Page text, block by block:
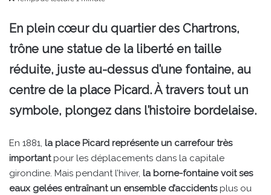
En plein cœur du quartier des Chartrons,
trône une statue de la liberté en taille
réduite, juste au-dessus d’une fontaine, au
centre de la place Picard. À travers tout un
symbole, plongez dans l’histoire bordelaise.
En 1881, la place Picard représente un carrefour très
importantpour les déplacements dans la capitale
girondine. Mais pendant l’hiver, la borne-fontaine voit ses
eaux gelées entraînant un ensemble d’accidentsplus ou